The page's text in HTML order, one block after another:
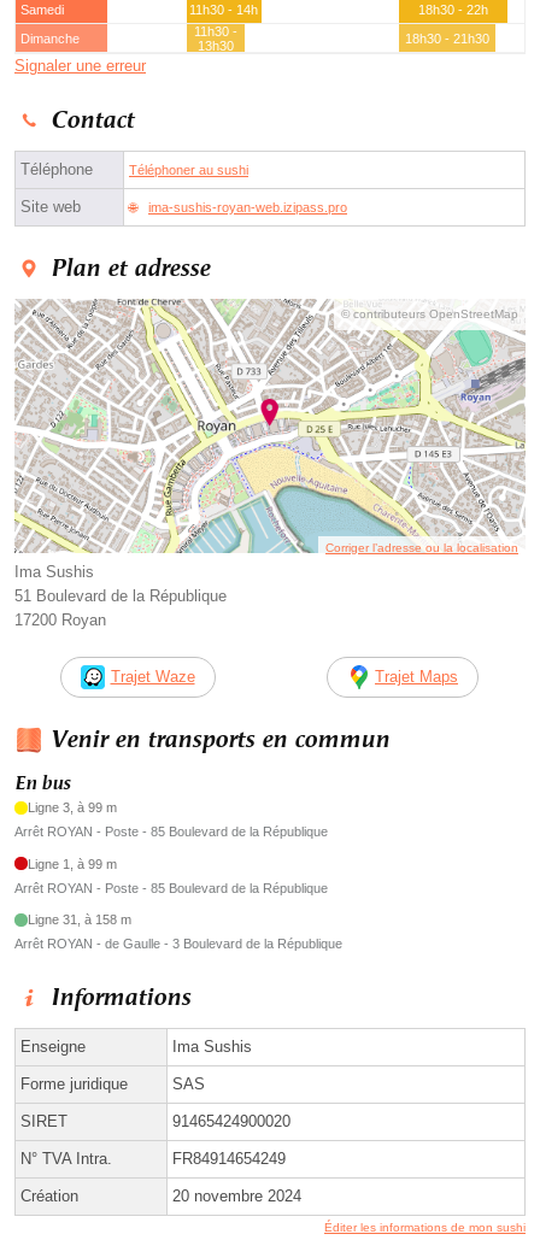
Samedi
11h30 - 14h
18h30 - 22h
Dimanche
11h30 -
13h30
18h30 - 21h30
Signaler une erreur
Contact
Téléphone Téléphoner au sushi
Site web ima-sushis-royan-web.izipass.pro
Plan et adresse
© contributeurs OpenStreetMap
Corriger l’adresse ou la localisation
Ima Sushis
51 Boulevard de la République
17200 Royan
Trajet Waze Trajet Maps
Venir en transports en commun
En bus
Ligne 3, à 99 m
Arrêt ROYAN - Poste - 85 Boulevard de la République
Ligne 1, à 99 m
Arrêt ROYAN - Poste - 85 Boulevard de la République
Ligne 31, à 158 m
Arrêt ROYAN - de Gaulle - 3 Boulevard de la République
Informations
Enseigne Ima Sushis
Forme juridique SAS
SIRET 91465424900020
N° TVA Intra. FR84914654249
Création 20 novembre 2024
Éditer les informations de mon sushi